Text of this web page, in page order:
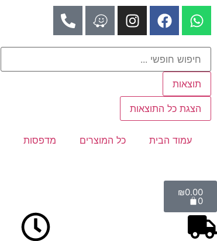
תוצאות
הצגת כל התוצאות
עמוד הבית כל המוצרים מדפסות
₪0.00
0